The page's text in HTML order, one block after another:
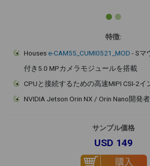
特徴:
Housese-CAM55_CUMI0521_MOD - Sマ
付き5.0 MPカメラモジュールを搭載
CPUと接続するための高速MIPI CSI-2イ
NVIDIA Jetson Orin NX / Orin Nano開発
サンプル価格
USD 149